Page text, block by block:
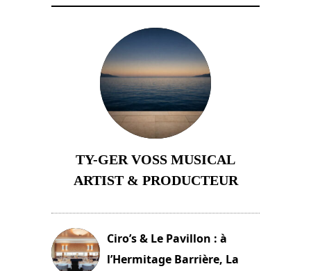
TY-GER VOSS MUSICAL
ARTIST & PRODUCTEUR
Ciro’s & Le Pavillon : à
l’Hermitage Barrière, La